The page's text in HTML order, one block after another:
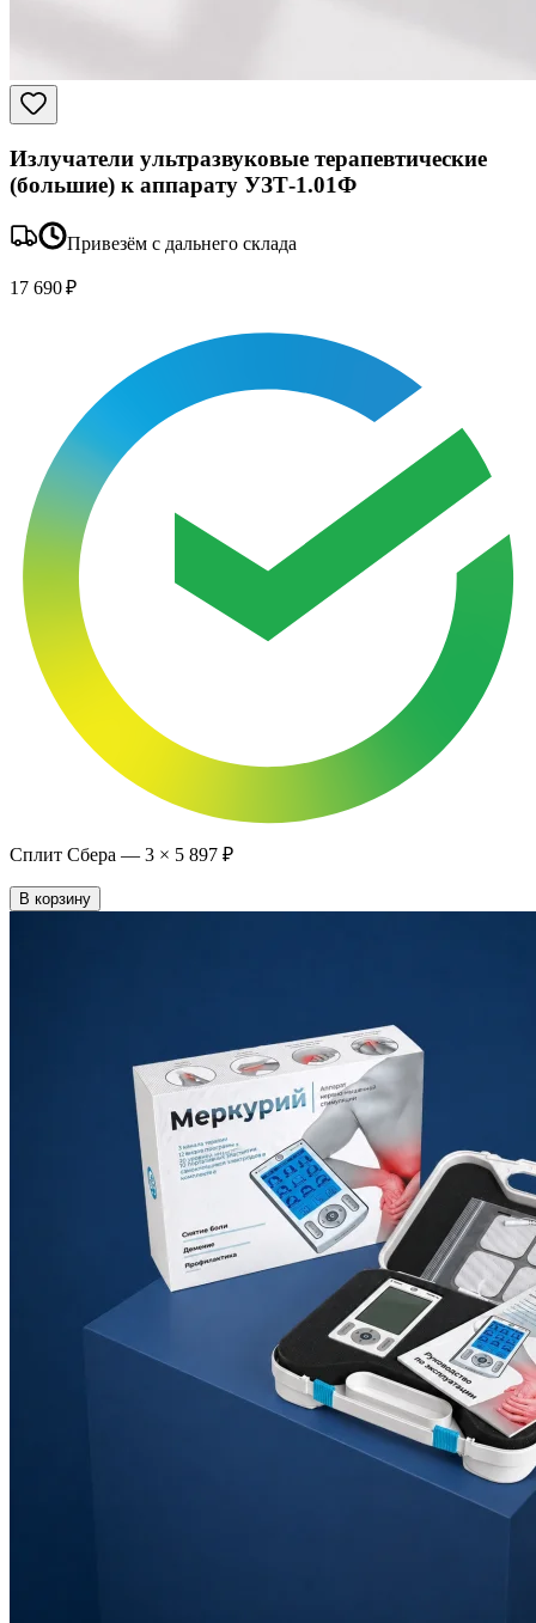
Излучатели ультразвуковые терапевтические
(большие) к аппарату УЗТ-1.01Ф
Привезём с дальнего склада
17 690 ₽
Сплит Сбера — 3 × 5 897 ₽
В корзину